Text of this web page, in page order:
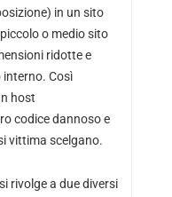
in un sito
o medio sito
ridotte e
interno. Così
host
codice dannoso e
vittima scelgano.
rivolge a due diversi